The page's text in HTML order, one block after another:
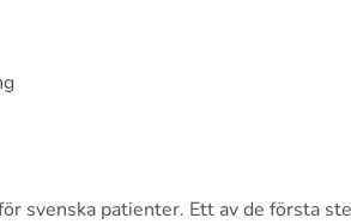
svenska patienter. Ett av de första